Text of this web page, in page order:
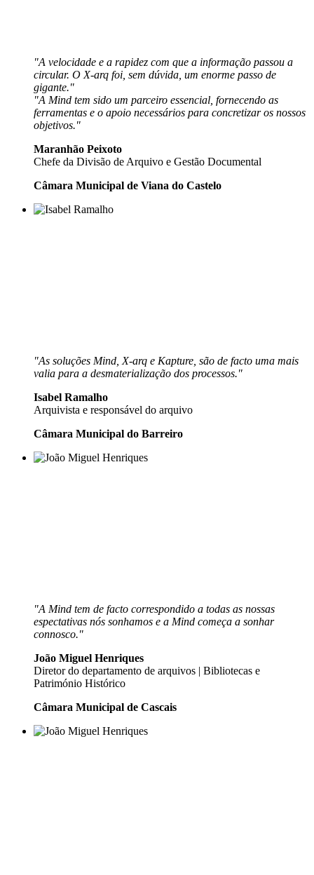
"A velocidade e a rapidez com que a informação passou a
circular. O X-arq foi, sem dúvida, um enorme passo de
gigante."
"A Mind tem sido um parceiro essencial, fornecendo as
ferramentas e o apoio necessários para concretizar os nossos
objetivos."
Maranhão Peixoto
Chefe da Divisão de Arquivo e Gestão Documental
Câmara Municipal de Viana do Castelo
"As soluções Mind, X-arq e Kapture, são de facto uma mais
valia para a desmaterialização dos processos."
Isabel Ramalho
Arquivista e responsável do arquivo
Câmara Municipal do Barreiro
"A Mind tem de facto correspondido a todas as nossas
espectativas nós sonhamos e a Mind começa a sonhar
connosco."
João Miguel Henriques
Diretor do departamento de arquivos | Bibliotecas e
Património Histórico
Câmara Municipal de Cascais